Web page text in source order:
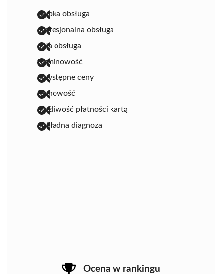
szybka obsługa
profesjonalna obsługa
miła obsługa
terminowość
przystępne ceny
fachowość
możliwość płatności kartą
dokładna diagnoza
Ocena w rankingu